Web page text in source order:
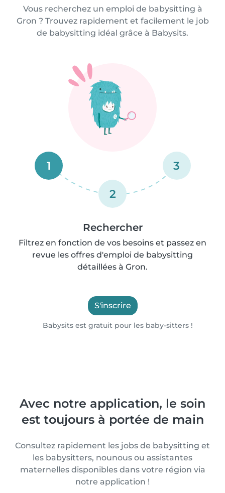
Vous recherchez un emploi de babysitting à
Gron ? Trouvez rapidement et facilement le job
de babysitting idéal grâce à Babysits.
1
2
3
Rechercher
Filtrez en fonction de vos besoins et passez en
revue les offres d'emploi de babysitting
détaillées à Gron.
S'inscrire
Babysits est gratuit pour les baby-sitters !
Avec notre application, le soin
est toujours à portée de main
Consultez rapidement les jobs de babysitting et
les babysitters, nounous ou assistantes
maternelles disponibles dans votre région via
notre application !